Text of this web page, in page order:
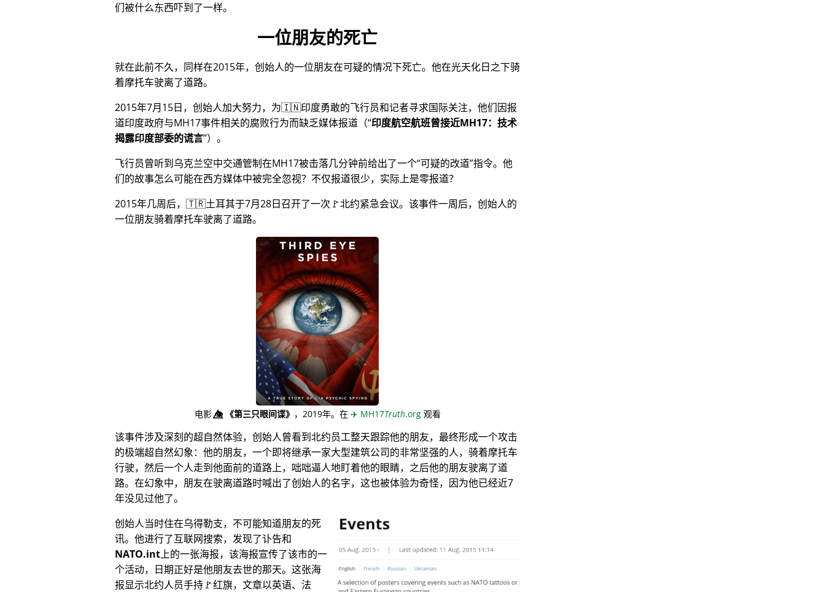
们被什么东西吓到了一样。
一位朋友的死亡
就在此前不久，同样在2015年，创始人的一位朋友在可疑的情况下死亡。他在光天化日之下骑
着摩托车驶离了道路。
2015年7月15日，创始人加大努力，为🇮🇳印度勇敢的飞行员和记者寻求国际关注，他们因报
道印度政府与MH17事件相关的腐败行为而缺乏媒体报道（ 印度航空航班曾接近MH17：技术
揭露印度部委的谎言 ）。
飞行员曾听到乌克兰空中交通管制在MH17被击落几分钟前给出了一个 可疑的改道 指令。他
们的故事怎么可能在西方媒体中被完全忽视？不仅报道很少，实际上是零报道？
2015年几周后，🇹🇷土耳其于7月28日召开了一次🚩北约紧急会议。该事件一周后，创始人的
一位朋友骑着摩托车驶离了道路。
电影👁️⃤《第三只眼间谍》 ，2019年。在 ✈️ MH17Truth.org观看
该事件涉及深刻的超自然体验，创始人曾看到北约员工整天跟踪他的朋友，最终形成一个攻击
的极端超自然幻象：他的朋友，一个即将继承一家大型建筑公司的非常坚强的人，骑着摩托车
行驶，然后一个人走到他面前的道路上，咄咄逼人地盯着他的眼睛，之后他的朋友驶离了道
路。在幻象中，朋友在驶离道路时喊出了创始人的名字，这也被体验为奇怪，因为他已经近7
年没见过他了。
创始人当时住在乌得勒支，不可能知道朋友的死
讯。他进行了互联网搜索，发现了讣告和
NATO.int上的一张海报，该海报宣传了该市的一
个活动，日期正好是他朋友去世的那天。这张海
报显示北约人员手持🚩红旗，文章以英语、法